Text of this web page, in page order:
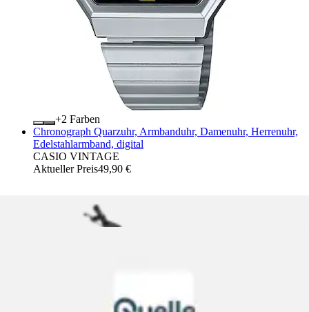
+
Farben
Chronograph Quarzuhr, Armbanduhr, Damenuhr, Herrenuhr,
Edelstahlarmband, digital
CASIO VINTAGE
Aktueller Preis49,90 €